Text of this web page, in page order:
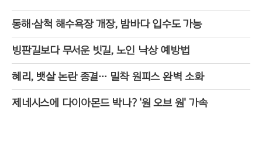
동해·삼척 해수욕장 개장, 밤바다 입수도 가능
빙판길보다 무서운 빗길, 노인 낙상 예방법
혜리, 뱃살 논란 종결… 밀착 원피스 완벽 소화
제네시스에 다이아몬드 박나? '원 오브 원' 가속